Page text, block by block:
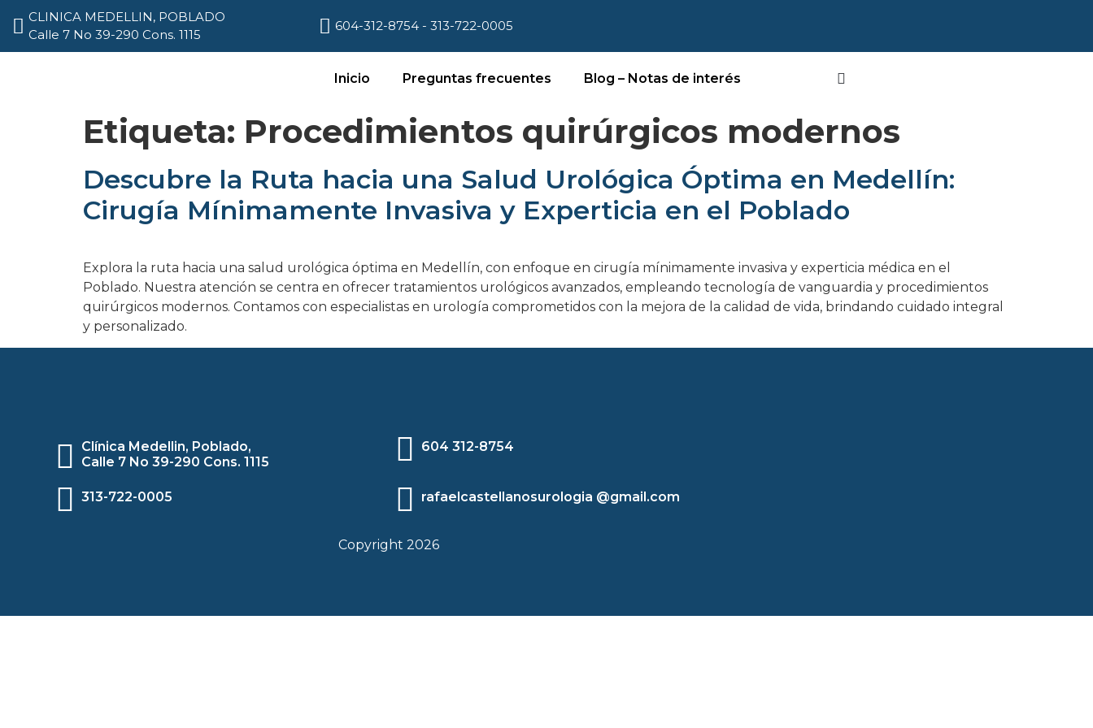
CLINICA MEDELLIN, POBLADO
Calle 7 No 39-290 Cons. 1115
604-312-8754 - 313-722-0005
Inicio Preguntas frecuentes Blog – Notas de interés
Etiqueta: Procedimientos quirúrgicos modernos
Descubre la Ruta hacia una Salud Urológica Óptima en Medellín:
Cirugía Mínimamente Invasiva y Experticia en el Poblado
Explora la ruta hacia una salud urológica óptima en Medellín, con enfoque en cirugía mínimamente invasiva y experticia médica en el
Poblado. Nuestra atención se centra en ofrecer tratamientos urológicos avanzados, empleando tecnología de vanguardia y procedimientos
quirúrgicos modernos. Contamos con especialistas en urología comprometidos con la mejora de la calidad de vida, brindando cuidado integral
y personalizado.
Clínica Medellin, Poblado,
Calle 7 No 39-290 Cons. 1115
604 312-8754
313-722-0005 rafaelcastellanosurologia @gmail.com
Copyright 2026